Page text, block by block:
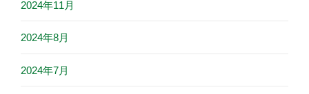
2024年11月
2024年8月
2024年7月